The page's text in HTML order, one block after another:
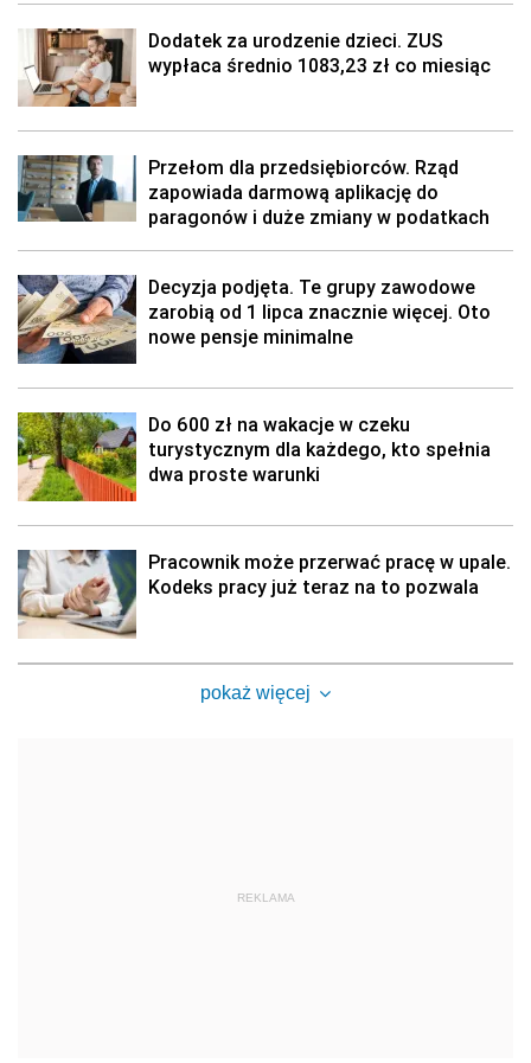
Dodatek za urodzenie dzieci. ZUS
wypłaca średnio 1083,23 zł co miesiąc
Przełom dla przedsiębiorców. Rząd
zapowiada darmową aplikację do
paragonów i duże zmiany w podatkach
Decyzja podjęta. Te grupy zawodowe
zarobią od 1 lipca znacznie więcej. Oto
nowe pensje minimalne
Do 600 zł na wakacje w czeku
turystycznym dla każdego, kto spełnia
dwa proste warunki
Pracownik może przerwać pracę w upale.
Kodeks pracy już teraz na to pozwala
pokaż więcej
REKLAMA